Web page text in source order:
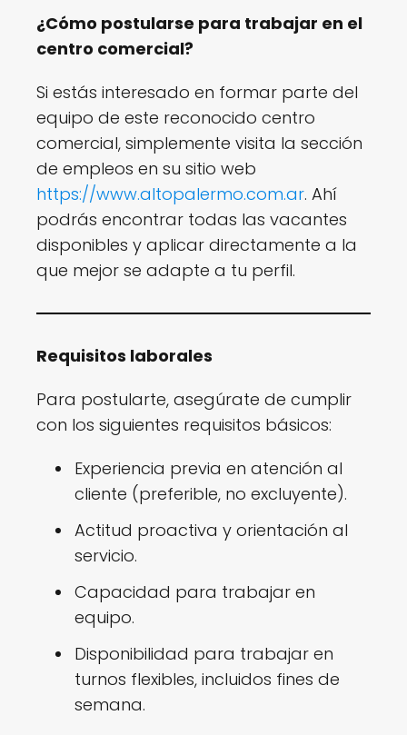
¿Cómo postularse para trabajar en el
centro comercial?
Si estás interesado en formar parte del
equipo de este reconocido centro
comercial, simplemente visita la sección
de empleos en su sitio web
https://www.altopalermo.com.ar. Ahí
podrás encontrar todas las vacantes
disponibles y aplicar directamente a la
que mejor se adapte a tu perfil.
Requisitos laborales
Para postularte, asegúrate de cumplir
con los siguientes requisitos básicos:
Experiencia previa en atención al
cliente (preferible, no excluyente).
Actitud proactiva y orientación al
servicio.
Capacidad para trabajar en
equipo.
Disponibilidad para trabajar en
turnos flexibles, incluidos fines de
semana.